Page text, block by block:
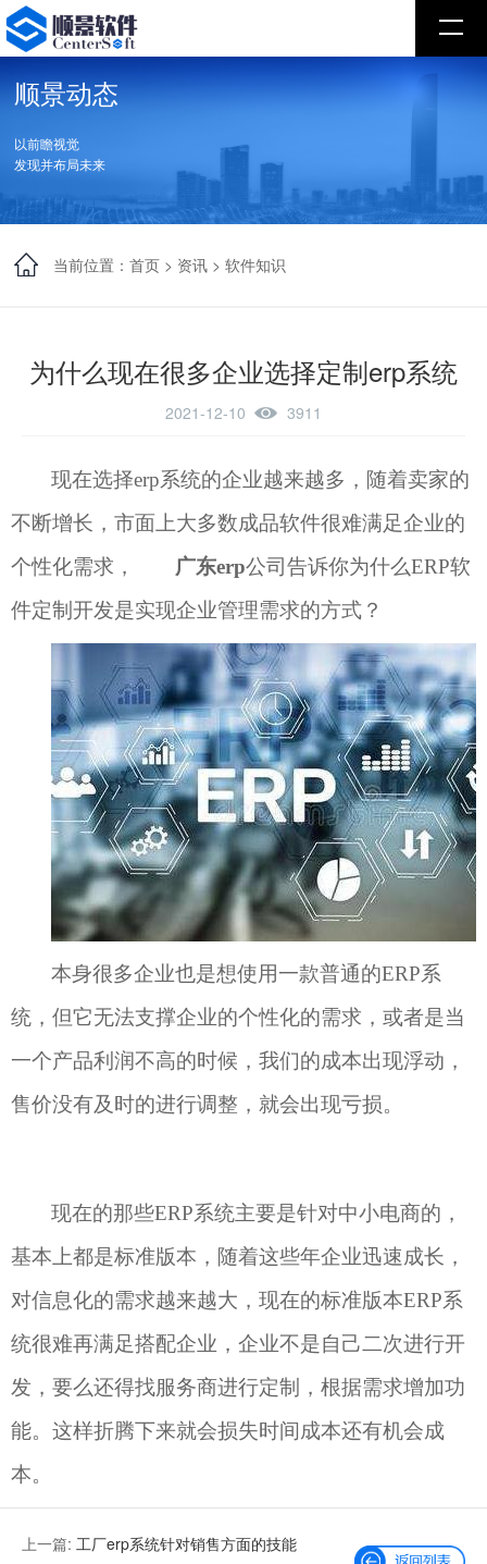
顺景动态
以前瞻视觉
发现并布局未来
当前位置：首页 > 资讯 >软件知识
为什么现在很多企业选择定制erp系统
2021-12-10 3911
现在选择erp系统的企业越来越多，随着卖家的
不断增长 ， 市面上大多数成品软件很难满足企业的
个性化需求，
广东erp公司告诉你为什么ERP软
件定制开发是实现企业管理需求的方式 ？
本身很多企业也是想使用一款普通的ERP系
统 ，但它无法支撑企业的个性化的需求， 或者是当
一个产品利润不高的时候 ， 我们的成本出现浮动 ，
售价没有及时的进行调整， 就会出现亏损。
现在的那些ERP系统主要是针对中小电商的，
基本上都是标准版本， 随着这些年企业迅速成长，
对信息化的需求越来越大 ， 现在的标准版本ERP系
统很难再满足搭配企业 ， 企业不是自己二次进行开
发，要么还得找服务商进行定制，根据需求增加功
能。 这样折腾下来就会损失时间成本还有机会成
本。
上一篇: 工厂erp系统针对销售方面的技能